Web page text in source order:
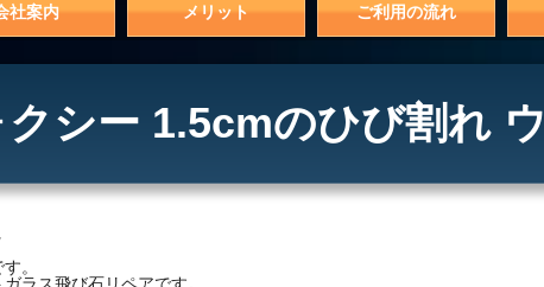
社案内 メリット ご利用の流れ
クシー 1.5cmのひび割れ ウ
。